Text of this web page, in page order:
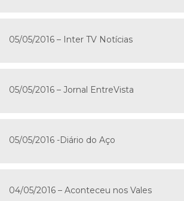
05/05/2016 – Inter TV Notícias
05/05/2016 – Jornal EntreVista
05/05/2016 -Diário do Aço
04/05/2016 – Aconteceu nos Vales